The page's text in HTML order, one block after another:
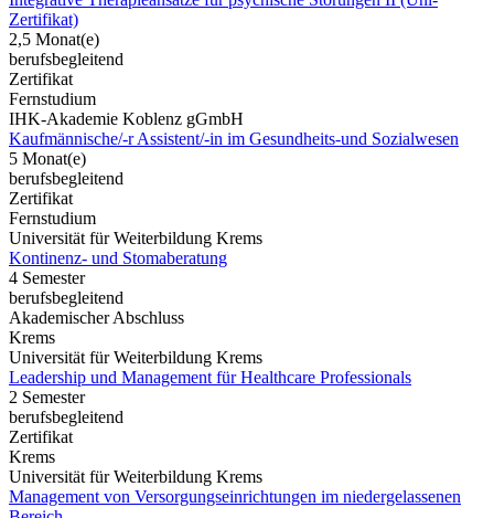
Zertifikat)
2,5 Monat(e)
berufsbegleitend
Zertifikat
Fernstudium
IHK-Akademie Koblenz gGmbH
Kaufmännische/-r Assistent/-in im Gesundheits-und Sozialwesen
5 Monat(e)
berufsbegleitend
Zertifikat
Fernstudium
Universität für Weiterbildung Krems
Kontinenz- und Stomaberatung
4 Semester
berufsbegleitend
Akademischer Abschluss
Krems
Universität für Weiterbildung Krems
Leadership und Management für Healthcare Professionals
2 Semester
berufsbegleitend
Zertifikat
Krems
Universität für Weiterbildung Krems
Management von Versorgungseinrichtungen im niedergelassenen